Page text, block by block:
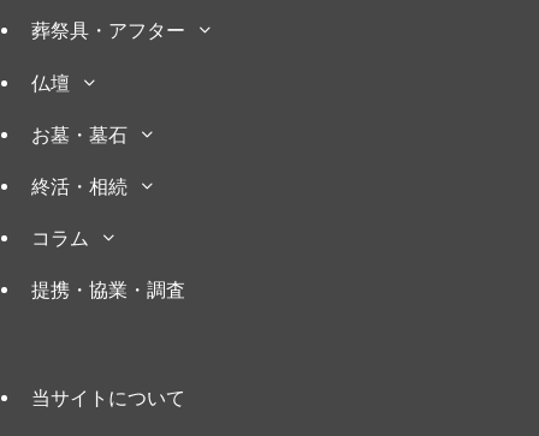
葬祭具・アフター
仏壇
お墓・墓石
終活・相続
コラム
提携・協業・調査
当サイトについて